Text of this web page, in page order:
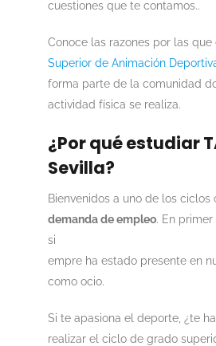
cuestiones que te contamos..
Conoce las razones por las que
Superior de Animación
forma parte de la comunidad
actividad física se realiza.
¿Por qué estudiar
Sevilla?
Bienvenidos a uno de los ciclos
demanda de empleo. En primer
si
empre ha estado presente en
como ocio.
Si te apasiona el deporte, ¿te
realizar el ciclo de grado